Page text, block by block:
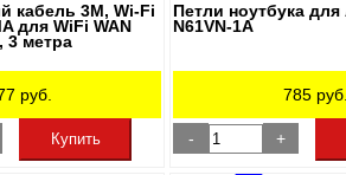
кабель 3M, Wi-Fi
для WiFi WAN
3 метрa
руб.
Купить
Петли ноутбука для
N61VN-1A
785руб.
- +